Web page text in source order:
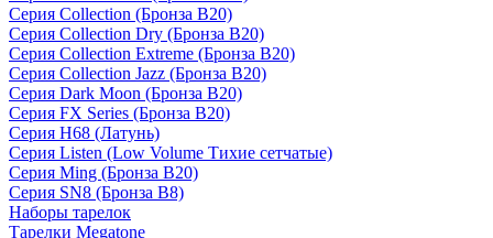
Серия Collection (Бронза B20)
Серия Collection Dry (Бронза B20)
Серия Collection Extreme (Бронза B20)
Серия Collection Jazz (Бронза B20)
Серия Dark Moon (Бронза B20)
Серия FX Series (Бронза B20)
Серия H68 (Латунь)
Серия Listen (Low Volume Тихие сетчатые)
Серия Ming (Бронза B20)
Серия SN8 (Бронза B8)
Наборы тарелок
Тарелки Megatone